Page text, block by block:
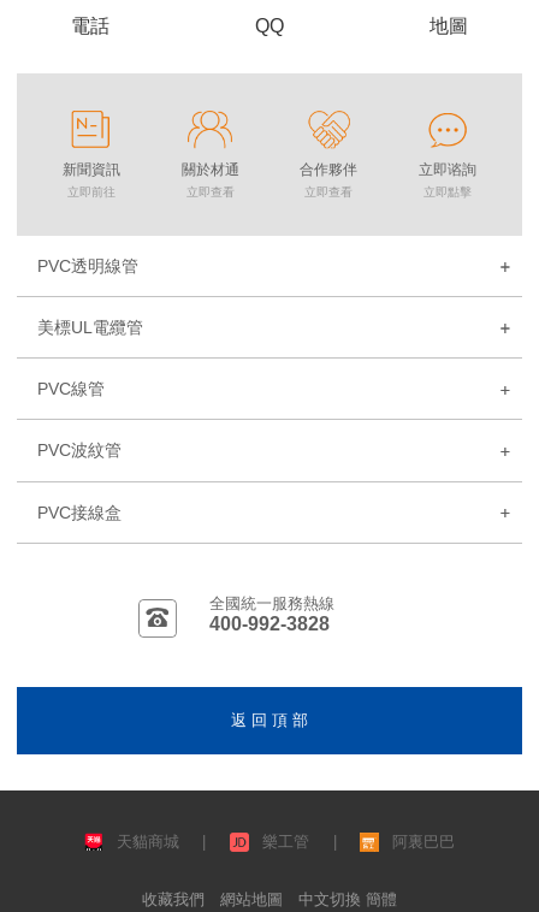
電話 QQ 地圖
新聞資訊
立即前往
關於材通
立即查看
合作夥伴
立即查看
立即谘詢
立即點擊
PVC透明線管
美標UL電纜管
PVC線管
PVC波紋管
PVC接線盒
全國統一服務熱線
400-992-3828
返 回 頂 部
天貓商城 樂工管 阿裏巴巴
收藏我們 網站地圖 中文切換 簡體